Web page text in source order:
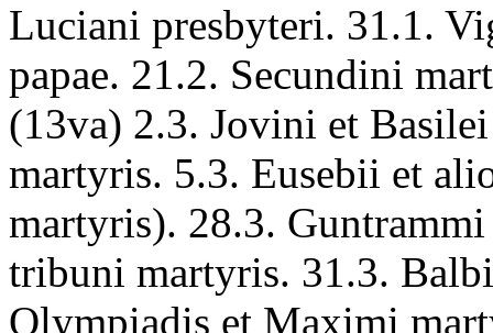
Luciani presbyteri. 31.1.
papae. 21.2. Secundini
(13va) 2.3. Jovini et
martyris. 5.3. Eusebii et
martyris). 28.3.
tribuni martyris. 31.3.
Olympiadis et Maximi